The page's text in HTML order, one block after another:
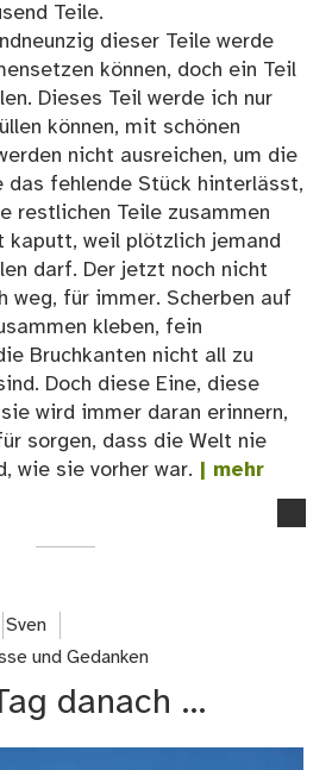
Teile.
dieser Teile werde
können, doch ein Teil
Dieses Teil werde ich nur
können, mit schönen
nicht ausreichen, um die
das fehlende Stück hinterlässt,
restlichen Teile zusammen
kaputt, weil plötzlich jemand
darf. Der jetzt noch nicht
weg, für immer. Scherben auf
kleben, fein
Bruchkanten nicht all zu
Doch diese Eine, diese
wird immer daran erinnern,
sorgen, dass die Welt nie
wie sie vorher war. | mehr
Sven
und Gedanken
danach …